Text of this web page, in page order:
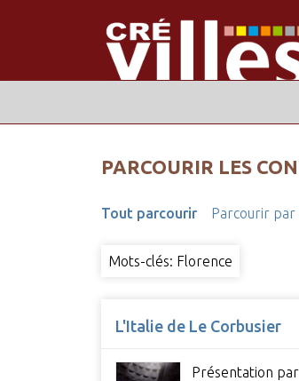
PARCOURIR LES
Tout parcourir Parcourir
Mots-clés: Florence
L'Italie de Le Corbusier
Présentation